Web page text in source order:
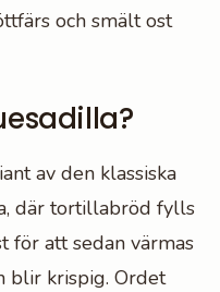
och smält ost
av den klassiska
där tortillabröd fylls
för att sedan värmas
blir krispig. Ordet